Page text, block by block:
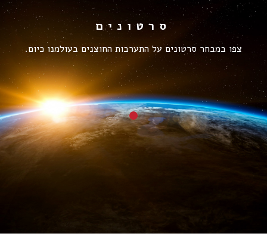
סרטונים
צפו במבחר סרטונים על התערבות החוצנים בעולמנו כיום.